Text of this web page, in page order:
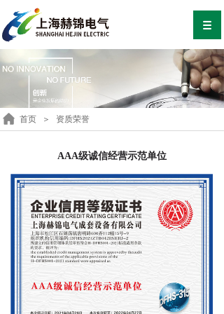
首页 ＞ 资质荣誉
AAA级诚信经营示范单位